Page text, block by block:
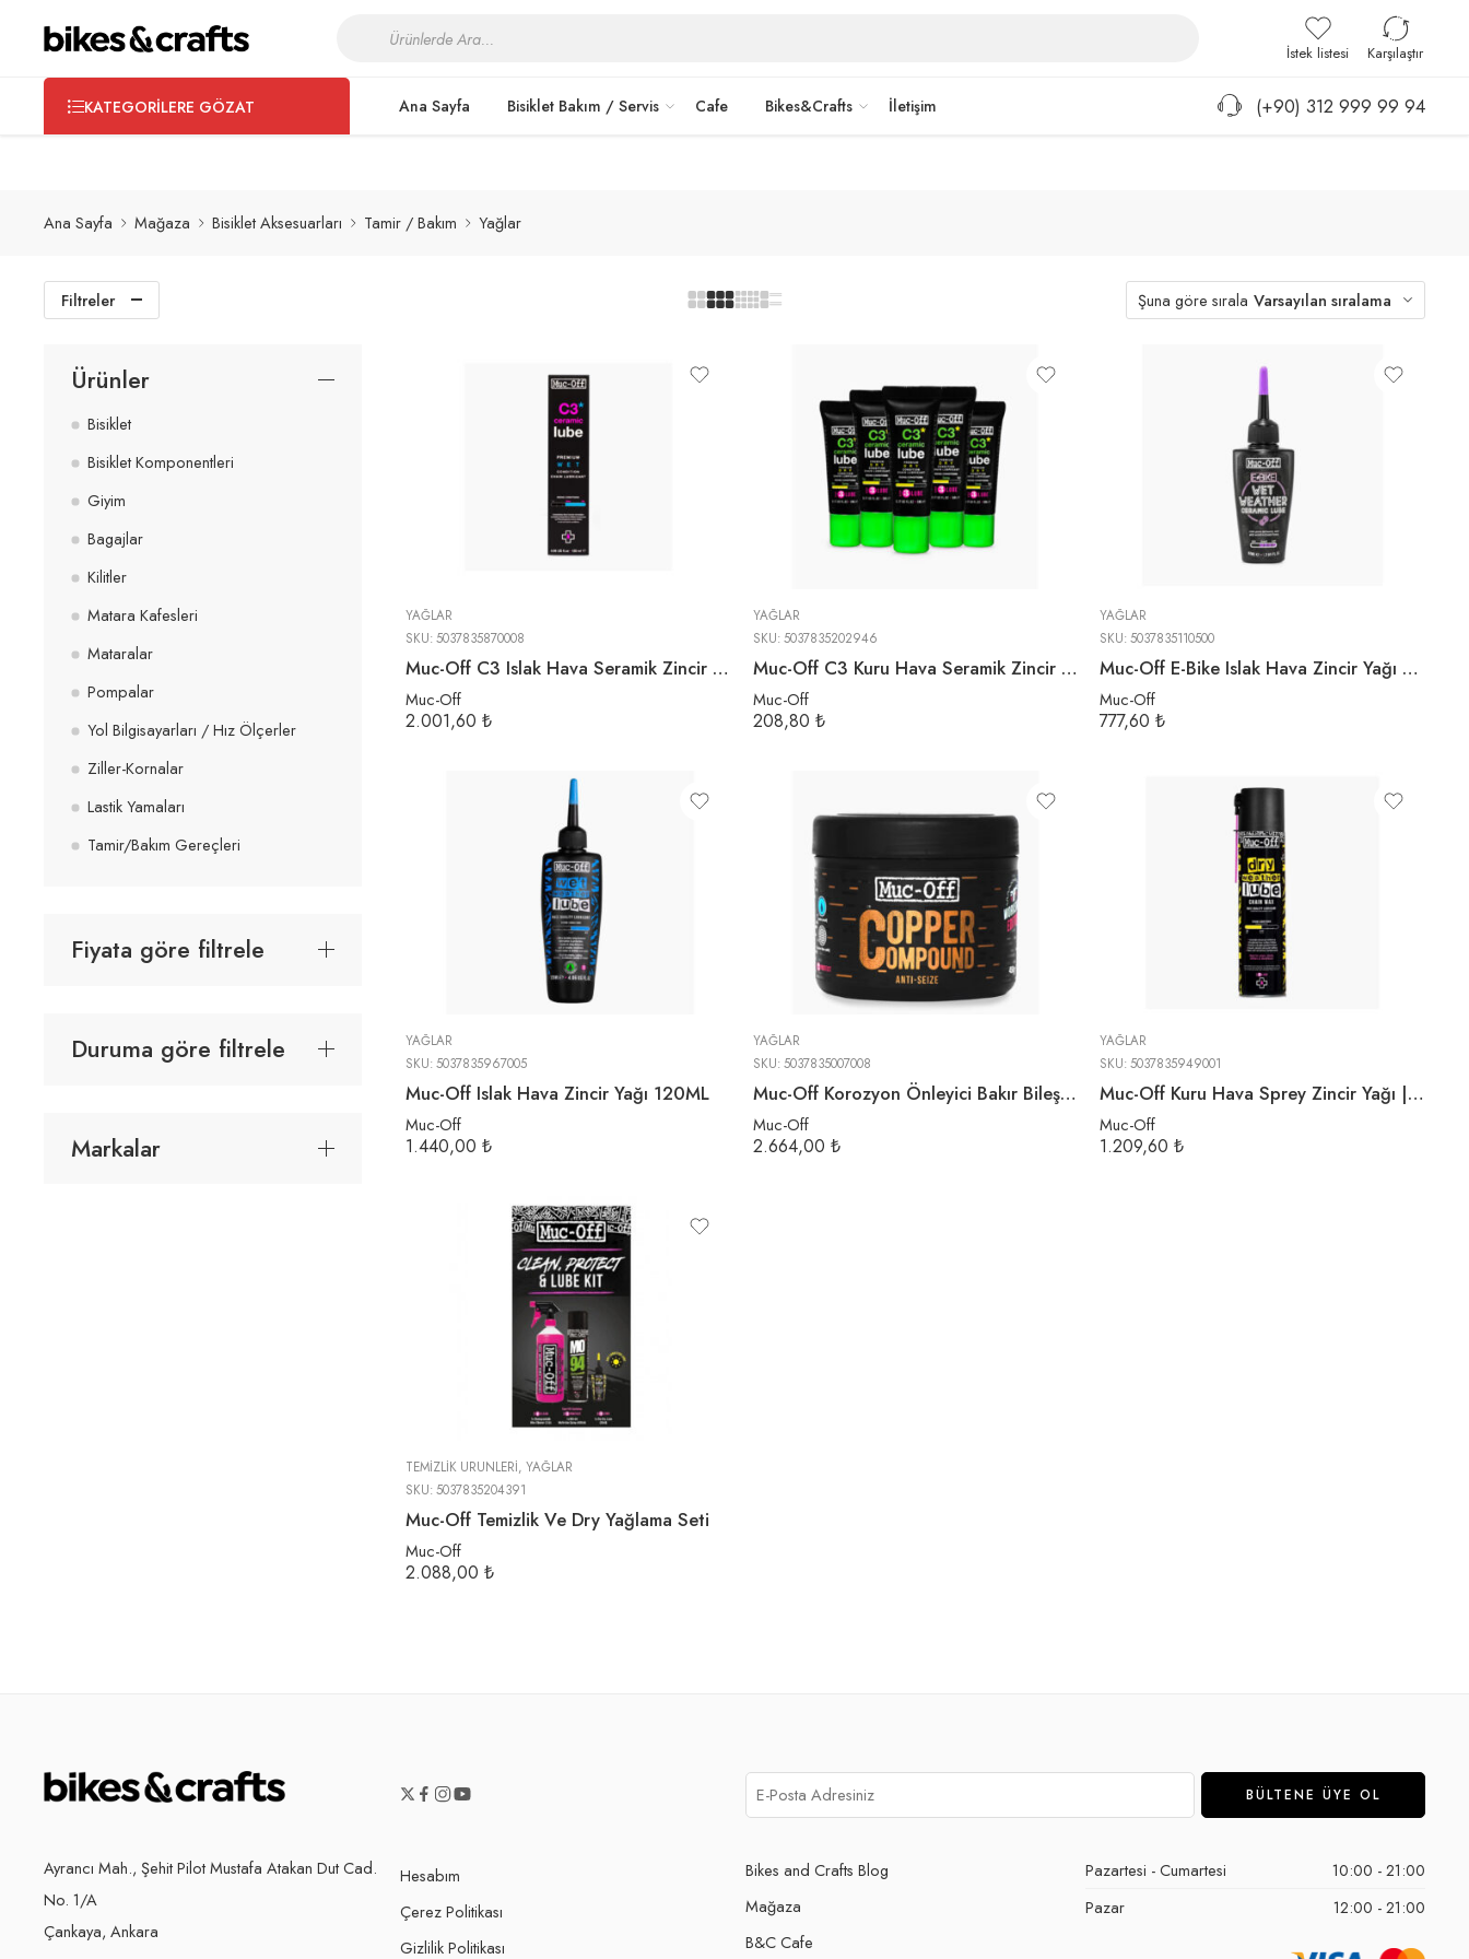
Bisikletinizin bakım ve servis işlemleri için Giriş / Kayıt
İstek listesi Karşılaştır
KATEGORILERE GÖZAT Ana Sayfa Bisiklet Bakım / Servis Cafe Bikes&Crafts İletişim (+90) 312 999 99 94
Ana Sayfa Mağaza Bisiklet Aksesuarları Tamir / Bakım Yağlar
Filtreler Şuna göre sırala Varsayılan sıralama
YAĞLAR
SKU:5037835870008
Muc-Off C3 Islak Hava Seramik Zincir Yağı120ml
Muc-Off
2.001,60 ₺
YAĞLAR
SKU:5037835202946
Muc-Off C3 Kuru Hava Seramik Zincir Yağı | 5ml
Muc-Off
208,80 ₺
YAĞLAR
SKU:5037835110500
Muc-Off E-Bike Islak Hava Zincir Yağı | 50ml
Muc-Off
777,60₺
YAĞLAR
SKU:5037835967005
Muc-Off Islak Hava Zincir Yağı 120ML
Muc-Off
1.440,00 ₺
YAĞLAR
SKU:5037835007008
Muc-Off Korozyon Önleyici Bakır Bileşenli Macun | 450gr
Muc-Off
2.664,00 ₺
YAĞLAR
SKU:5037835949001
Muc-Off Kuru Hava Sprey Zincir Yağı | 400ML
Muc-Off
1.209,60₺
TEMIZLIK ÜRÜNLERI, YAĞLAR
SKU:5037835204391
Muc-Off Temizlik Ve Dry Yağlama Seti
Muc-Off
2.088,00 ₺
Ürünler
Bisiklet
Bisiklet Komponentleri
Giyim
Bagajlar
Kilitler
Matara Kafesleri
Mataralar
Pompalar
Yol Bilgisayarları / Hız Ölçerler
Ziller-Kornalar
Lastik Yamaları
Tamir/Bakım Gereçleri
Fiyata göre filtrele
Duruma göre filtrele
Markalar
Ayrancı Mah., Şehit Pilot Mustafa Atakan Dut Cad.
No. 1/A
Çankaya, Ankara
Hesabım
Çerez Politikası
Gizlilik Politikası
Bikes and Crafts Blog
Mağaza
B&C Cafe
Pazartesi - Cumartesi
10:00 - 21:00
Pazar
12:00 - 21:00